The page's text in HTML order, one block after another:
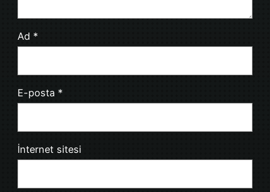
Ad *
E-posta *
İnternet sitesi